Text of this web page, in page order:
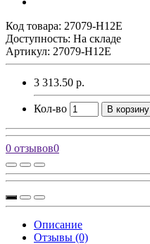
Код товара: 27079-H12E
Доступность: На складе
Артикул: 27079-H12E
3 313.50 р.
Кол-во В корзину
0 отзывов0
Описание
Отзывы (0)